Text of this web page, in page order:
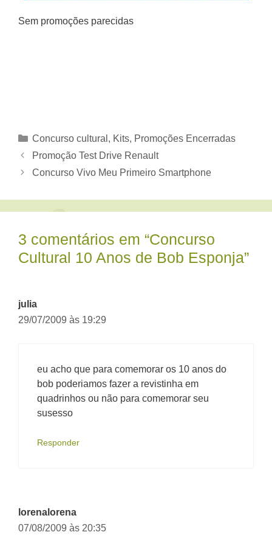
Sem promoções parecidas
Categorias
Concurso cultural , Kits, Promoções Encerradas
Promoção Test Drive Renault
Concurso Vivo Meu Primeiro Smartphone
3 comentários em “Concurso
Cultural 10 Anos de Bob Esponja”
julia
29/07/2009 às 19:29
eu acho que para comemorar os 10 anos do
bob poderiamos fazer a revistinha em
quadrinhos ou não para comemorar seu
susesso
Responder
lorenalorena
07/08/2009 às 20:35